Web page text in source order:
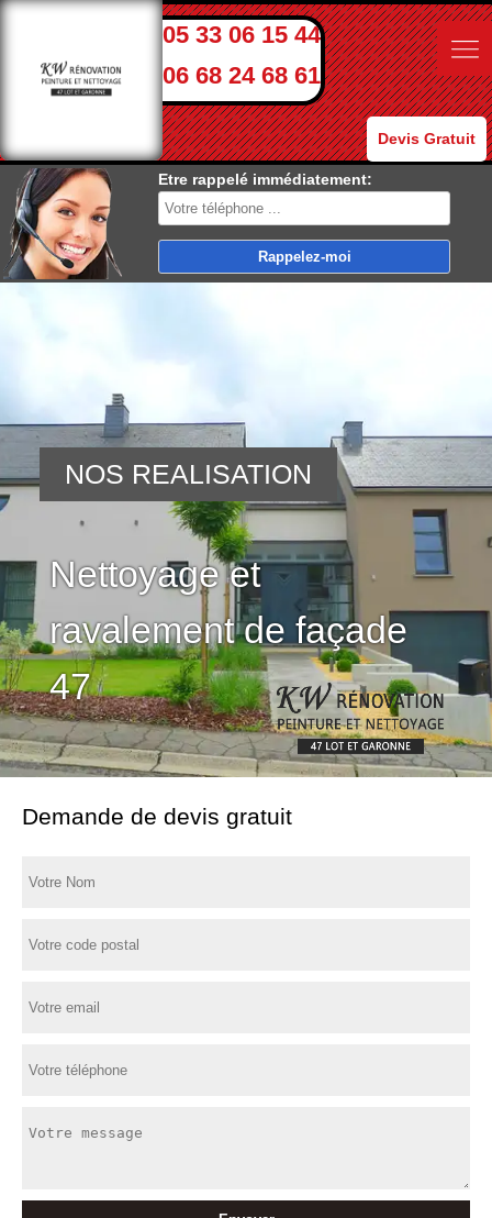
05 33 06 15 44
06 68 24 68 61
Devis Gratuit
Etre rappelé immédiatement:
Nettoyage et
ravalement de façade
47
NOS REALISATION
Demande de devis gratuit